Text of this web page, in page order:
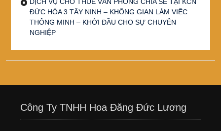
ĐỨC HÒA 3 TÂY NINH – KHÔNG GIAN LÀM VIỆC
THÔNG MINH – KHỞI ĐẦU CHO SỰ CHUYÊN
NGHIỆP
Công Ty TNHH Hoa Đăng Đức Lương